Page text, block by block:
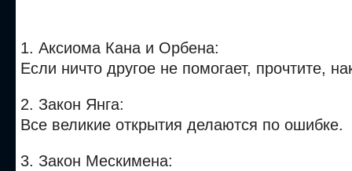
1. Аксиома Кана и Орбена:
Если ничто другое не помогает, прочтите,
2. Закон Янга:
Все великие открытия делаются по ошибке.
3. Закон Мескимена: